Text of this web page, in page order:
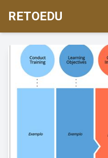
RETOEDU